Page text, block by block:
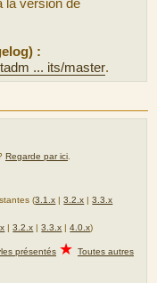
la version de
:
... its/master.
Regarde par ici
(3.1.x |3.2.x |3.3.x
|3.2.x |3.3.x |4.0.x)
présentés ★ Toutes autres